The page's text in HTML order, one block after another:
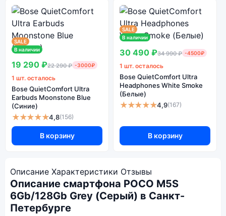
SALE
В наличии
19 290 ₽22 290 ₽ -3000₽
1 шт. осталось
Bose QuietComfort Ultra
Earbuds Moonstone Blue
(Синие)
★★★★★4,8(156)
В корзину
SALE
В наличии
30 490 ₽34 990 ₽ -4500₽
1 шт. осталось
Bose QuietComfort Ultra
Headphones White Smoke
(Белые)
★★★★★4,9(167)
В корзину
Описание Характеристики Отзывы
Описание смартфона POCO M5S
6Gb/128Gb Grey (Серый) в Санкт-
Петербурге